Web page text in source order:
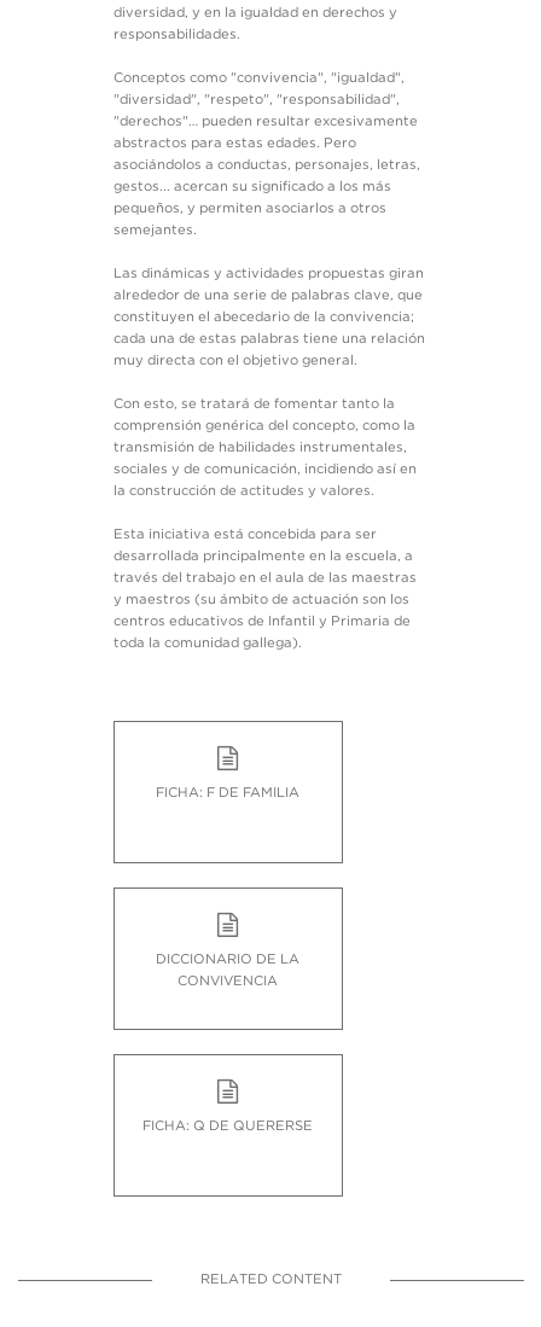
diversidad, y en la igualdad en derechos y
responsabilidades.
Conceptos como "convivencia", "igualdad",
"diversidad", "respeto", "responsabilidad",
"derechos"… pueden resultar excesivamente
abstractos para estas edades. Pero
asociándolos a conductas, personajes, letras,
gestos... acercan su significado a los más
pequeños, y permiten asociarlos a otros
semejantes.
Las dinámicas y actividades propuestas giran
alrededor de una serie de palabras clave, que
constituyen el abecedario de la convivencia;
cada una de estas palabras tiene una relación
muy directa con el objetivo general.
Con esto, se tratará de fomentar tanto la
comprensión genérica del concepto, como la
transmisión de habilidades instrumentales,
sociales y de comunicación, incidiendo así en
la construcción de actitudes y valores.
Esta iniciativa está concebida para ser
desarrollada principalmente en la escuela, a
través del trabajo en el aula de las maestras
y maestros (su ámbito de actuación son los
centros educativos de Infantil y Primaria de
toda la comunidad gallega).
FICHA: F DE FAMILIA
DICCIONARIO DE LA
CONVIVENCIA
FICHA: Q DE QUERERSE
RELATED CONTENT